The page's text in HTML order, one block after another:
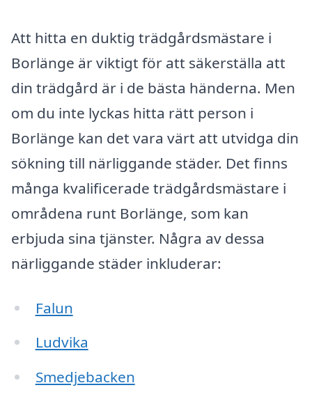
Att hitta en duktig trädgårdsmästare i
Borlänge är viktigt för att säkerställa att
din trädgård är i de bästa händerna. Men
om du inte lyckas hitta rätt person i
Borlänge kan det vara värt att utvidga din
sökning till närliggande städer. Det finns
många kvalificerade trädgårdsmästare i
områdena runt Borlänge, som kan
erbjuda sina tjänster. Några av dessa
närliggande städer inkluderar:
Falun
Ludvika
Smedjebacken